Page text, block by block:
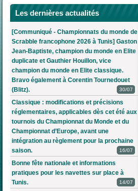
Les dernières actualités
[Communiqué - Championnats du monde de
Scrabble francophone 2026 à Tunis] Gaston
Jean-Baptiste, champion du monde en Elite
duplicate et Gauthier Houillon, vice
champion du monde en Elite classique.
Bravo également à Corentin Tournedouet
(Blitz).
30/07
Classique : modifications et précisions
réglementaires, applicables dès cet été aux
tournois du Championnat du Monde et du
Championnat d’Europe, avant une
intégration au règlement pour la prochaine
saison.
16/07
Bonne fête nationale et informations
pratiques pour les navettes sur place à
Tunis.
14/07